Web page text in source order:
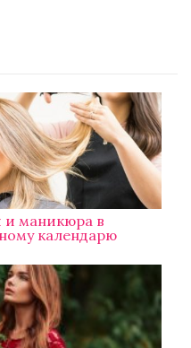
и маникюра в
календарю